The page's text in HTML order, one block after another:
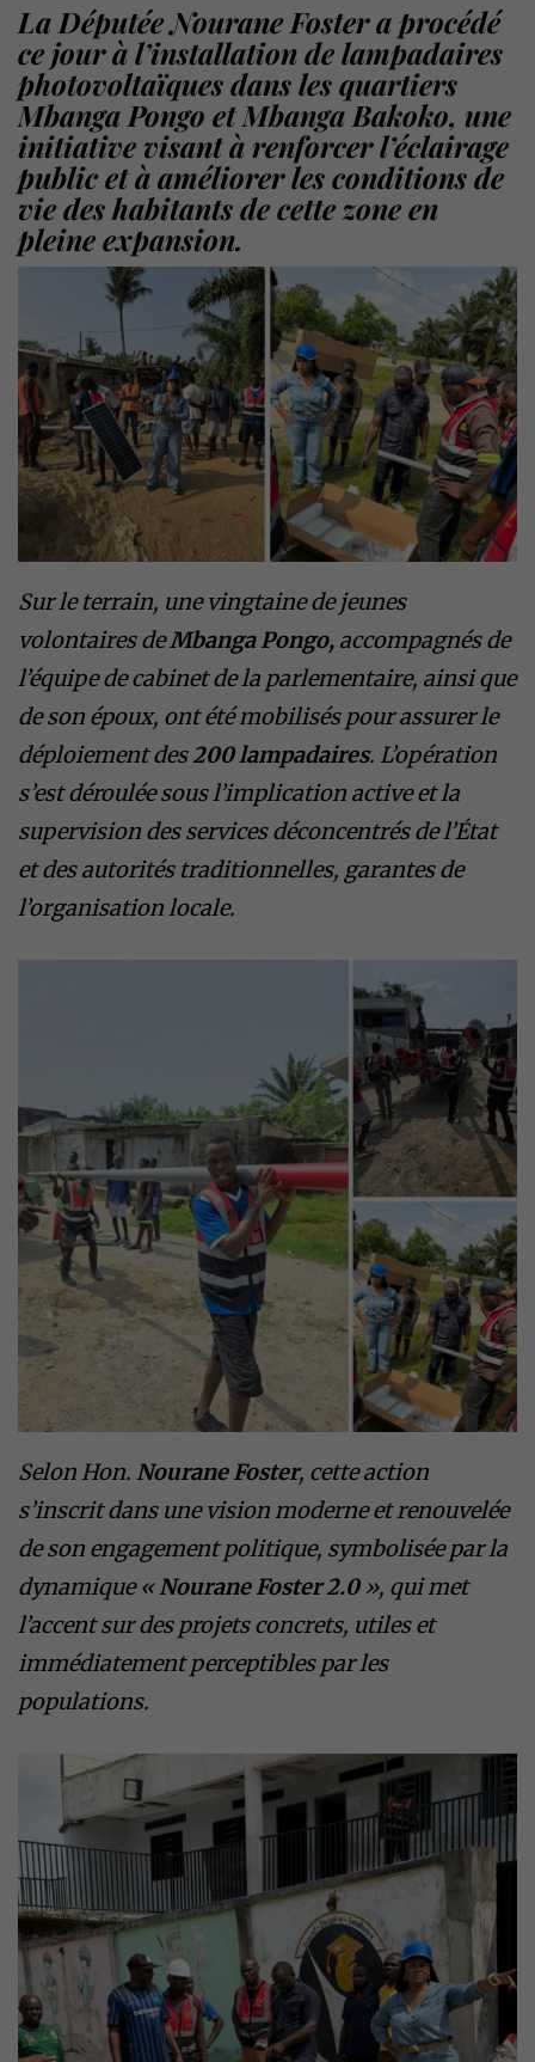
La Députée Nourane Foster a procédé
ce jour à l’installation de lampadaires
photovoltaïques dans les quartiers
Mbanga Pongo et Mbanga Bakoko, une
initiative visant à renforcer l’éclairage
public et à améliorer les conditions de
vie des habitants de cette zone en
pleine expansion.
Sur le terrain, une vingtaine de jeunes
volontaires deMbanga Pongo, accompagnés de
l’équipe de cabinet de la parlementaire, ainsi que
de son époux, ont été mobilisés pour assurer le
déploiement des200 lampadaires. L’opération
s’est déroulée sous l’implication active et la
supervision des services déconcentrés de l’État
et des autorités traditionnelles, garantes de
l’organisation locale.
Selon Hon. Nourane Foster, cette action
s’inscrit dans une vision moderne et renouvelée
de son engagement politique, symbolisée par la
dynamique « Nourane Foster 2.0», qui met
l’accent sur des projets concrets, utiles et
immédiatement perceptibles par les
populations.